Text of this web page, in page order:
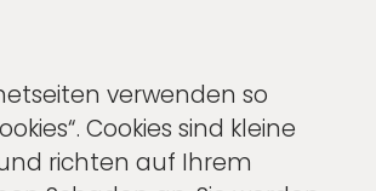
verwenden so
Cookies sind kleine
richten auf Ihrem